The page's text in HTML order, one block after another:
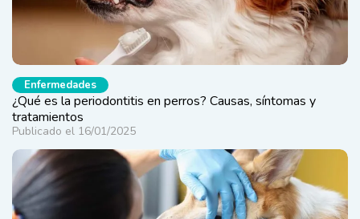
Enfermedades
¿Qué es la periodontitis en perros? Causas, síntomas y
tratamientos
Publicado el 16/01/2025